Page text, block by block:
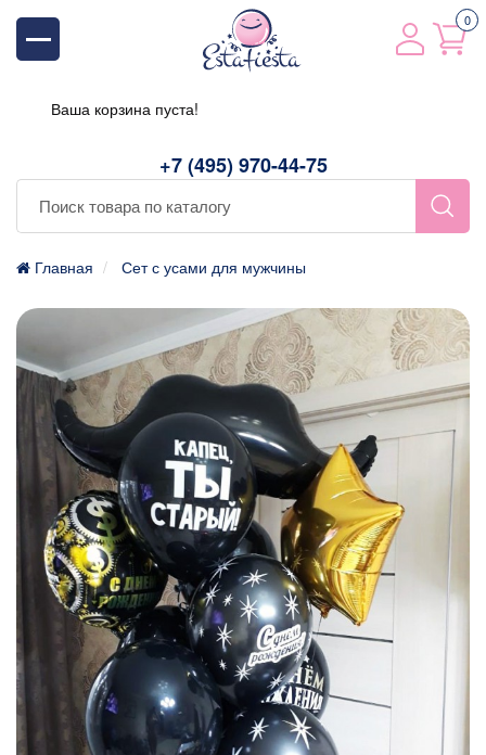
+7 (495) 970-44-75
0
Ваша корзина пуста!
Главная Сет с усами для мужчины